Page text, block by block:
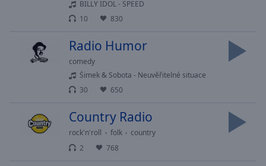
settings
dialog
subtitles
BILLY IDOL - SPEED
10
830
Radio Humor
comedy
Šimek & Sobota - Neuvěřitelné situace
30
650
Country Radio
rock'n'roll folk
country
2
768